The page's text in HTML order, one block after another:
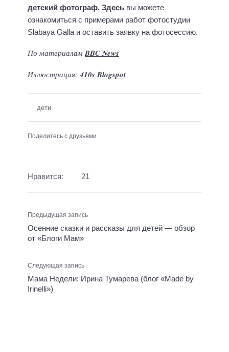
детский фотограф. Здесь вы можете
ознакомиться с примерами работ фотостудии
Slabaya Galla и оставить заявку на фотосессию.
По материаламBBC News
Иллюстрация: 410s Blogspot
дети
Поделитесь с друзьями
Нравится: 21
Предыдущая запись
Осенние сказки и рассказы для детей — обзор
от «Блоги Мам»
Следующая запись
Мама Недели: Ирина Тумарева (блог «Made by
Irinelli»)